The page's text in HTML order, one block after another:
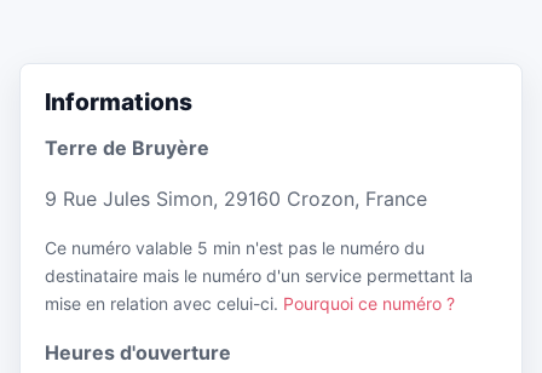
Informations
Terre de Bruyère
9 Rue Jules Simon, 29160 Crozon, France
Ce numéro valable 5 min n'est pas le numéro du
destinataire mais le numéro d'un service permettant la
mise en relation avec celui-ci. Pourquoi ce numéro ?
Heures d'ouverture